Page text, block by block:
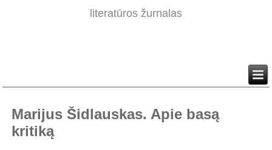
literatūros žurnalas
Marijus Šidlauskas. Apie basą
kritiką